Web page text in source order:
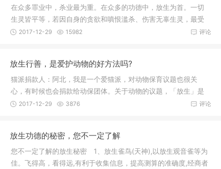
在众多罪业中，杀业最为重。在众多的功德中，放生为首。一切
生灵皆平等，若因自身的贪欲和嗔恨滥杀、伤害无辜生灵，最受
谴责和唾
评论
2017-12-29 15982
放生行善，是爱护动物的好方法吗?
猫派捐款人：阿北，我是一个爱猫派，对动物保育议题也很关
心，有时候也会捐款给动保团体。关于动物的议题，「放生」是
个行之有年
评论
2017-12-29 3876
放生功德的秘密，您不一定了解
您不一定了解的放生秘密 1、放生雀鸟(天神),以放生观音雀等为
佳。飞得高，看得远,有利于收集信息，提高测算的准确度,经商者